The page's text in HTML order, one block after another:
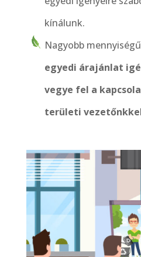
kínálunk.
Nagyobb
egyedi árajánlat
vegye fel a
területi